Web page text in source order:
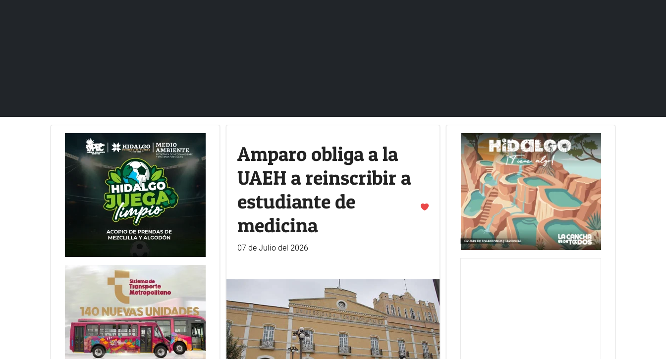
Amparo obliga a la
UAEH a reinscribir a
estudiante de
medicina
07 de Julio del 2026